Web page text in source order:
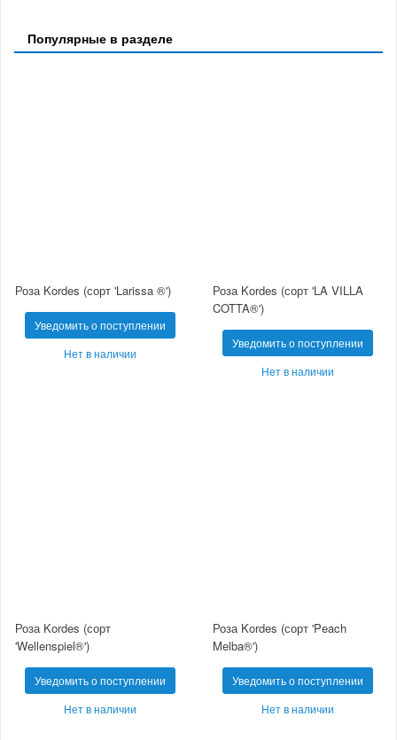
Популярные в разделе
Роза Kordes (сорт 'Larissa ®')
Уведомить о поступлении
Нет в наличии
Роза Kordes (сорт 'LA VILLA
COTTA®')
Уведомить о поступлении
Нет в наличии
Роза Kordes (сорт
'Wellenspiel®')
Уведомить о поступлении
Нет в наличии
Роза Kordes (сорт 'Peach
Melba®')
Уведомить о поступлении
Нет в наличии